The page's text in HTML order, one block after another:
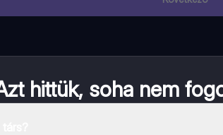
hittük, soha nem